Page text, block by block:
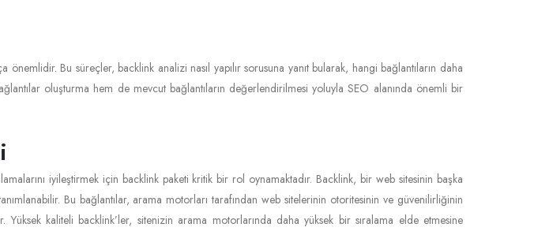
Bu süreçler, backlink analizi nasıl yapılır sorusuna yanıt bularak, hangi bağlantıların daha
oluşturma hem de mevcut bağlantıların değerlendirilmesi yoluyla SEO alanında önemli bir
iyileştirmek için backlink paketi kritik bir rol oynamaktadır. Backlink, bir web sitesinin başka
Bu bağlantılar, arama motorları tarafından web sitelerinin otoritesinin ve güvenilirliğinin
kaliteli backlink’ler, sitenizin arama motorlarında daha yüksek bir sıralama elde etmesine